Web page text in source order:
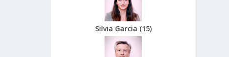
Silvia Garcia (15)